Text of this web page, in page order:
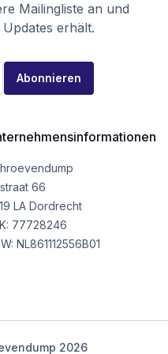
Mailingliste an und
erhält.
Abonnieren
66
LA Dordrecht
77728246
NL861112556B01
2026